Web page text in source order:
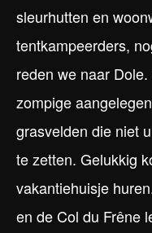
sleurhutten en
tentkampeerders,
reden we naar
zompige
grasvelden die niet
te zetten. Gelukkig
vakantiehuisje
en de Col du Frêne